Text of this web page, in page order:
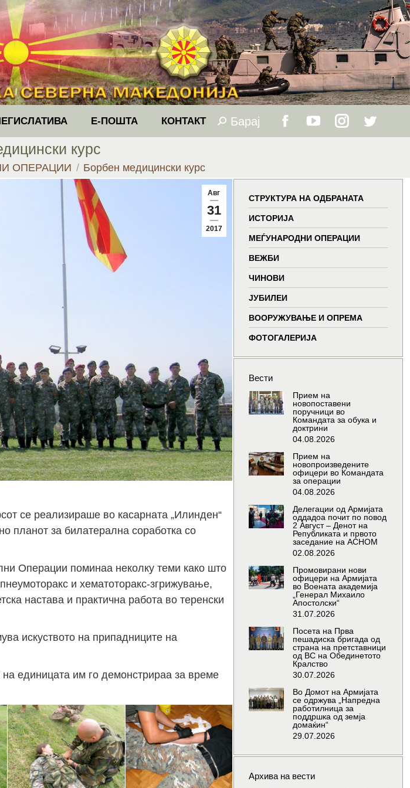
Е-ПОШТА КОНТАКТ Search:
Барај
in
new
window
new
window
new
windowwindow
курс
ОПЕРАЦИИ Борбен медицински курс
Авг
31
2017
се реализираше во касарната „Илинден“
планот за билатерална соработка со
Операции поминаа неколку теми како што
и хематоторакс-згрижување,
настава и практична работа во теренски
искуството на припадниците на
единицата им го демонстрираа за време
СТРУКТУРА НА ОДБРАНАТА
ИСТОРИЈА
МЕЃУНАРОДНИ ОПЕРАЦИИ
ВЕЖБИ
ЧИНОВИ
ЈУБИЛЕИ
ВООРУЖУВАЊЕ И ОПРЕМА
ФОТОГАЛЕРИЈА
Вести
Прием на
новопоставени
поручници во
Командата за обука и
доктрини
04.08.2026
Прием на
новопроизведените
офицери во Командата
за операции
04.08.2026
Делегации од Армијата
оддадоа почит по повод
2 Август – Денот на
Републиката и првото
заседание на АСНОМ
02.08.2026
Промовирани нови
офицери на Армијата
во Воената академија
„Генерал Михаило
Апостолски“
31.07.2026
Посета на Прва
пешадиска бригада од
страна на претставници
од ВС на Обединетото
Кралство
30.07.2026
Во Домот на Армијата
се одржува „Напредна
работилница за
поддршка од земја
домаќин“
29.07.2026
Архива на вести